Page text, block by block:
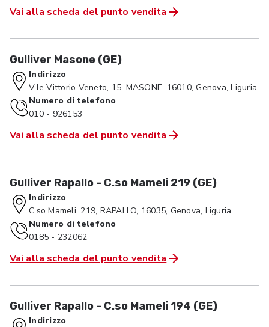
Vai alla scheda del punto vendita
Gulliver Masone (GE)
Indirizzo
V.le Vittorio Veneto, 15, MASONE, 16010, Genova, Liguria
Numero di telefono
010 - 926153
Vai alla scheda del punto vendita
Gulliver Rapallo - C.so Mameli 219 (GE)
Indirizzo
C.so Mameli, 219, RAPALLO, 16035, Genova, Liguria
Numero di telefono
0185 - 232062
Vai alla scheda del punto vendita
Gulliver Rapallo - C.so Mameli 194 (GE)
Indirizzo